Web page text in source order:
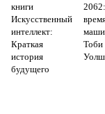
книги
Искусственный
интеллект:
Краткая
история
будущего
2062:
Тоби
Уолш